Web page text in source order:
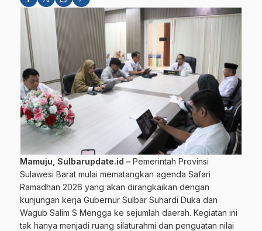
Mamuju, Sulbarupdate.id – Pemerintah Provinsi
Sulawesi Barat mulai mematangkan agenda Safari
Ramadhan 2026 yang akan dirangkaikan dengan
kunjungan kerja Gubernur Sulbar Suhardi Duka dan
Wagub Salim S Mengga ke sejumlah daerah. Kegiatan ini
tak hanya menjadi ruang silaturahmi dan penguatan nilai